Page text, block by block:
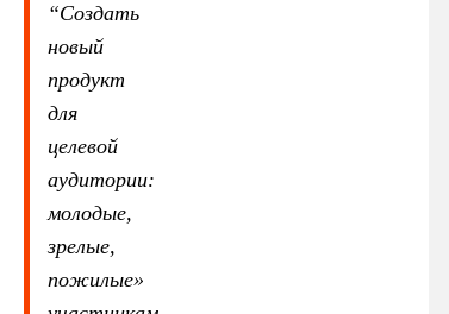
“Создать
новый
продукт
для
целевой
аудитории:
молодые,
зрелые,
пожилые»